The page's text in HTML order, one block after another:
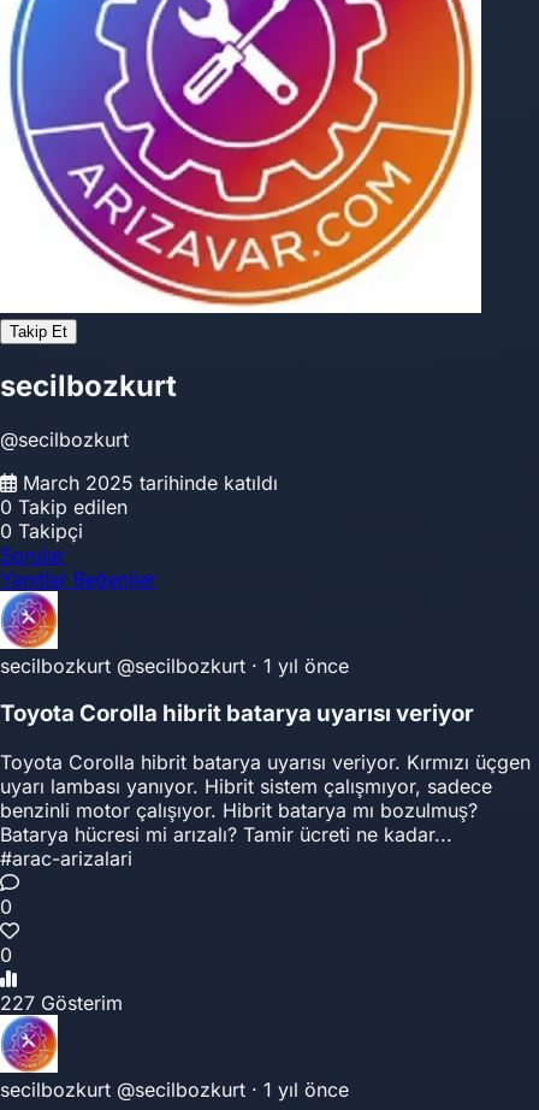
Takip Et
secilbozkurt
@secilbozkurt
March 2025 tarihinde katıldı
0 Takip edilen
0 Takipçi
Sorular
Yanıtlar Beğeniler
secilbozkurt @secilbozkurt · 1 yıl önce
Toyota Corolla hibrit batarya uyarısı veriyor
Toyota Corolla hibrit batarya uyarısı veriyor. Kırmızı üçgen
uyarı lambası yanıyor. Hibrit sistem çalışmıyor, sadece
benzinli motor çalışıyor. Hibrit batarya mı bozulmuş?
Batarya hücresi mi arızalı? Tamir ücreti ne kadar...
#arac-arizalari
0
0
227 Gösterim
secilbozkurt @secilbozkurt · 1 yıl önce